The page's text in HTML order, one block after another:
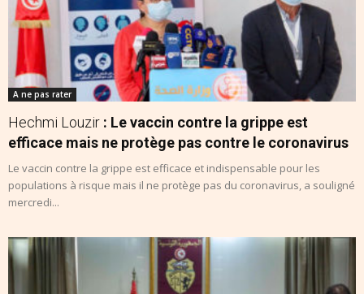
A ne pas rater
Hechmi Louzir : Le vaccin contre la grippe est
efficace mais ne protège pas contre le coronavirus
Le vaccin contre la grippe est efficace et indispensable pour les
populations à risque mais il ne protège pas du coronavirus, a souligné
mercredi...